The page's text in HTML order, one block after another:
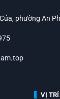
phường An
VỊ TRÍ